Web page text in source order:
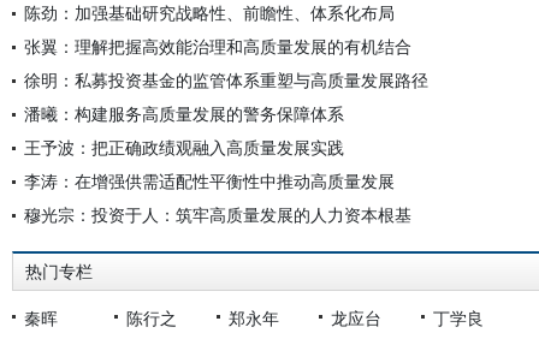
陈劲：加强基础研究战略性、前瞻性、体系化布局
张翼：理解把握高效能治理和高质量发展的有机结合
徐明：私募投资基金的监管体系重塑与高质量发展路径
潘曦：构建服务高质量发展的警务保障体系
王予波：把正确政绩观融入高质量发展实践
李涛：在增强供需适配性平衡性中推动高质量发展
穆光宗：投资于人：筑牢高质量发展的人力资本根基
热门专栏
秦晖 陈行之 郑永年 龙应台
丁学良